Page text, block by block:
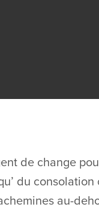
de change
du
au-